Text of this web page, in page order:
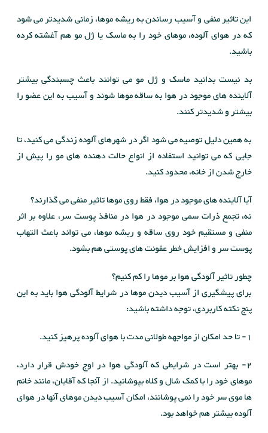
این تاثیر منفی و آسیب رساندن به ریشه موها، زمانی شدیدتر می شود
که در هوای آلوده، موهای خود را به ماسک یا ژل مو هم آغشته کرده
باشید.
بد نیست بدانید ماسک و ژل مو می توانند باعث چسبندگی بیشتر
آلاینده های موجود در هوا به ساقه موها شوند و آسیب به این عضو را
بیشتر و شدیدتر کنند.
به همین دلیل توصیه می شود اگر در شهرهای آلوده زندگی می کنید، تا
جایی که می توانید استفاده از انواع حالت دهنده های مو را پیش از
خارج شدن از خانه، محدود کنید.
آیا آلاینده های موجود در هوا، فقط روی موها تاثیر منفی می گذارند؟
نه، تجمع ذرات سمی موجود در هوا در منافذ پوست سر، علاوه بر اثر
منفی و مستقیم خود روی ساقه و ریشه موها، می تواند باعث التهاب
پوست سر و افزایش خطر عفونت های پوستی هم بشود.
چطور تاثیر آلودگی هوا بر موها را کم کنیم؟
برای پیشگیری از آسیب دیدن موها در شرایط آلودگی هوا باید به این
پنج نکته کاربردی، توجه داشته باشید:
1- تا حد امکان از مواجهه طولانی مدت با هوای آلوده پرهیز کنید.
2- بهتر است در شرایطی که آلودگی هوا در اوج خودش قرار دارد،
موهای خود را با کمک شال و کلاه بپوشانید. از آنجا که آقایان، مانند خانم
ها موی سر خود را نمی پوشانند، امکان آسیب دیدن موهای آنها در هوای
آلوده بیشتر هم خواهد بود.